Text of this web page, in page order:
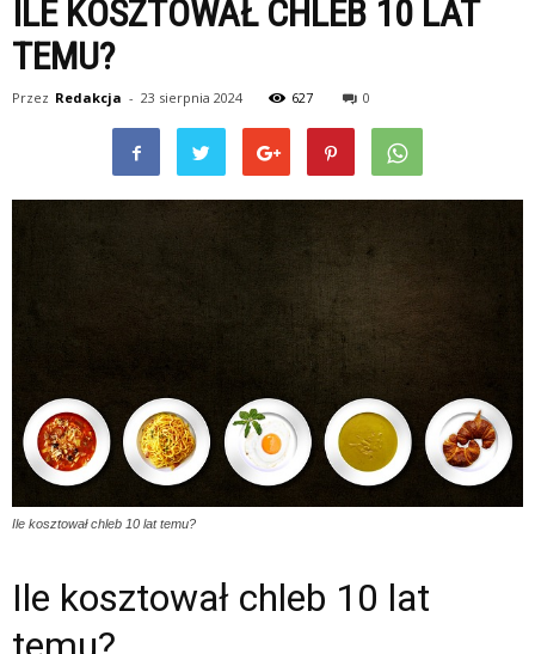
ILE KOSZTOWAŁ CHLEB 10 LAT
TEMU?
Przez Redakcja - 23 sierpnia 2024 627 0
Ile kosztował chleb 10 lat temu?
Ile kosztował chleb 10 lat